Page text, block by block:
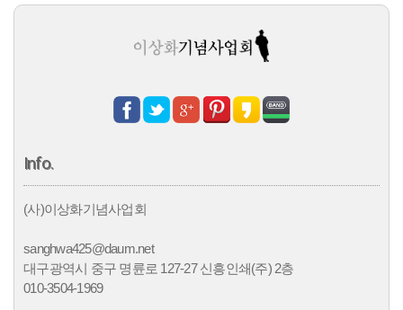
Info.
(사)이상화기념사업회
sanghwa425@daum.net
대구광역시 중구 명륜로 127-27 신흥인쇄(주) 2층
010-3504-1969